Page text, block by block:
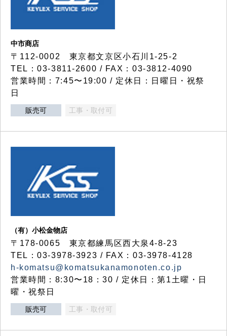
中市商店
〒112-0002 東京都文京区小石川1-25-2
TEL：03-3811-2600 / FAX：03-3812-4090
営業時間：7:45〜19:00 / 定休日：日曜日・祝祭
日
販売可 工事・取付可
（有）小松金物店
〒178-0065 東京都練馬区西大泉4-8-23
TEL：03-3978-3923 / FAX：03-3978-4128
h-komatsu@komatsukanamonoten.co.jp
営業時間：8:30〜18：30 / 定休日：第1土曜・日
曜・祝祭日
販売可 工事・取付可